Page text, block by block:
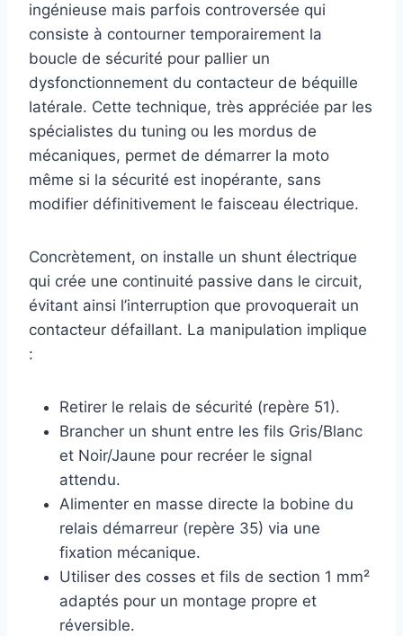
ingénieuse mais parfois controversée qui
consiste à contourner temporairement la
boucle de sécurité pour pallier un
dysfonctionnement du contacteur de béquille
latérale. Cette technique, très appréciée par les
spécialistes du tuning ou les mordus de
mécaniques, permet de démarrer la moto
même si la sécurité est inopérante, sans
modifier définitivement le faisceau électrique.
Concrètement, on installe un shunt électrique
qui crée une continuité passive dans le circuit,
évitant ainsi l’interruption que provoquerait un
contacteur défaillant. La manipulation implique
:
Retirer le relais de sécurité (repère 51).
Brancher un shunt entre les fils Gris/Blanc
et Noir/Jaune pour recréer le signal
attendu.
Alimenter en masse directe la bobine du
relais démarreur (repère 35) via une
fixation mécanique.
Utiliser des cosses et fils de section 1 mm²
adaptés pour un montage propre et
réversible.